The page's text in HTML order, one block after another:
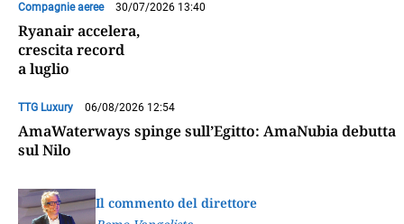
Compagnie aeree 30/07/2026 13:40
Ryanair accelera,
crescita record
a luglio
TTG Luxury 06/08/2026 12:54
AmaWaterways spinge sull’Egitto: AmaNubia debutta
sul Nilo
Il commento del direttore